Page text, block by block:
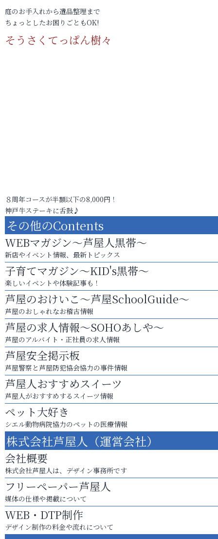
庭のお手入れから遺品整理まで
ちょっとしたお困りごともOK!
そうさくてっぱん樹々
８周年コースが半額以下の8,000円！
神戸牛ステーキに舌鼓♪
その他のContents
WEBマガジン～芦屋人黒帯～
新店やイベント情報、最新トピックス
子育てマガジン～KID's黒帯～
楽しいイベントや体験記事も！
芦屋のおけいこ～芦屋SchoolGuide～
芦屋のおしゃれなお稽古情報
芦屋の求人情報～SOHOあしや～
芦屋のアルバイト・正社員の求人情報
芦屋安全掲示板
芦屋警察と芦屋防犯協会協力の事件情報
芦屋人おすすめスイーツ
芦屋人がおすすめするスイーツ情報
ペット大好き
シエル動物病院協力のペットの医療情報
株式会社芦屋人（運営会社）
会社概要
株式会社芦屋人は、デザイン事務所です
フリーペーパー芦屋人
媒体の仕様や掲載について
WEB・DTP制作
デザイン制作の料金や流れについて